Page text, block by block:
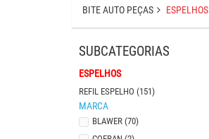
Lâmpadas
Maçaneta Interna
Grampos
Fitas
BITE AUTO PEÇAS ESPELHOS
ESPELHOS
REFIL ESPELHO (151)
MARCA
BLAWER (70)